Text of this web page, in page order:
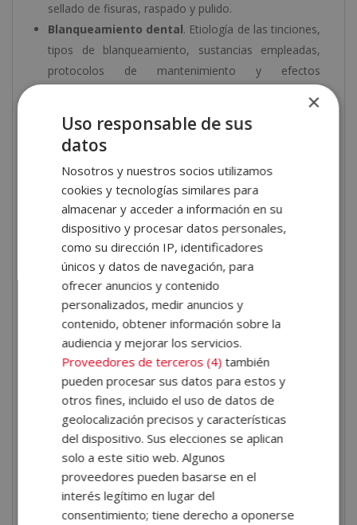
sellado de fisuras, raspado y pulido.
Blanqueamiento dental. Etiología de las tinciones,
tipos de blanqueamiento, sustancias empleadas,
protocolos de mantenimiento y efectos
. Tipos, instrumental y
aplicación.
Relación con el paciente
gestión de reclamaciones y atención a casos
especiales.
Primeros auxilios. Actuaciones en emergencias,
soporte vital básico y protocolos en clínica.
¿Qué aprenderás en esta
formación de higienista
dental y blanqueamiento
dental?
Al finalizar la formación, el alumno aprenderá:
Cómo es la anatomía, fisiología y patología de la
cavidad bucal.
A utilizar y mantener correctamente el instrumental
y equipamiento odontológico.
Aplicar protocolos de higiene y profilaxis profesional
adaptados a las necesidades de cada paciente.
Identificar y tratar discromías dentales mediante
×
Uso responsable de sus
datos
Nosotros y nuestros socios utilizamos
cookies y tecnologías similares para
almacenar y acceder a información en su
dispositivo y procesar datos personales,
como su dirección IP, identificadores
únicos y datos de navegación, para
ofrecer anuncios y contenido
personalizados, medir anuncios y
contenido, obtener información sobre la
audiencia y mejorar los servicios.
Proveedores de terceros (4) también
pueden procesar sus datos para estos y
otros fines, incluido el uso de datos de
geolocalización precisos y características
del dispositivo. Sus elecciones se aplican
solo a este sitio web. Algunos
proveedores pueden basarse en el
interés legítimo en lugar del
consentimiento; tiene derecho a oponerse